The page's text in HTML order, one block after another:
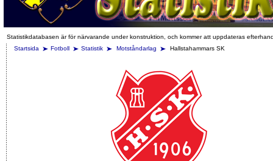
Statistikdatabasen är för närvarande under konstruktion, och kommer att uppdateras
Startsida
Fotboll Statistik Motståndarlag Hallstahammars SK